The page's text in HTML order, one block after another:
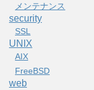
メンテナンス
security
SSL
UNIX
AIX
FreeBSD
web